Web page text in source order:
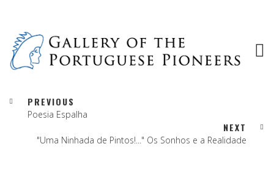
PREVIOUS
Poesia Espalha
NEXT
"Uma Ninhada de Pintos!..." Os Sonhos e a Realidade